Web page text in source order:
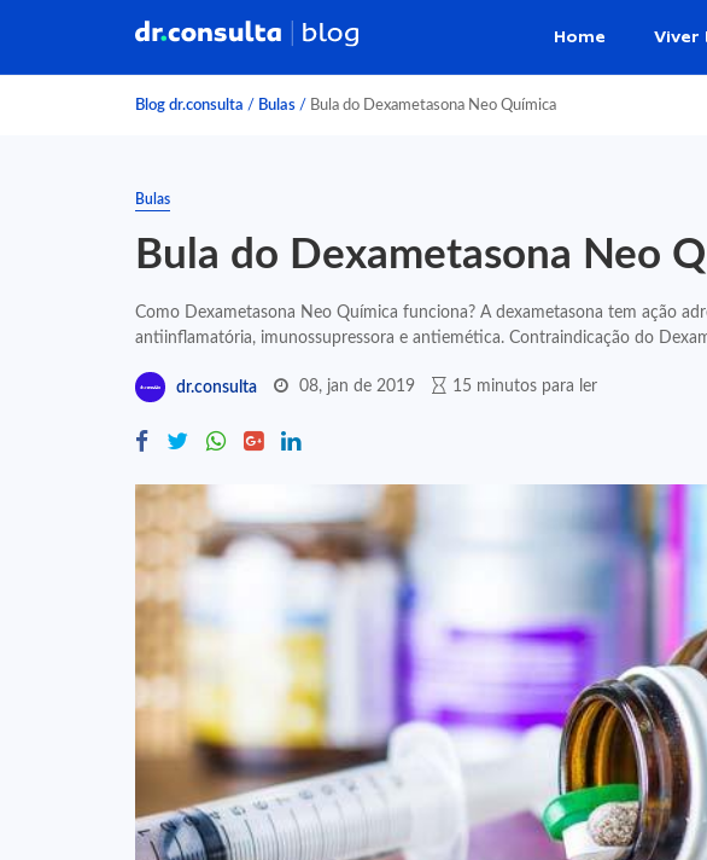
Home Viver
Blog dr.consulta / Bulas / Bula do Dexametasona Neo Química
Bulas
Bula do Dexametasona Neo
Como Dexametasona Neo Química funciona? A dexametasona tem ação
antiinflamatória, imunossupressora e antiemética. Contraindicação do
dr.consulta 08, jan de 2019 15 minutos para ler